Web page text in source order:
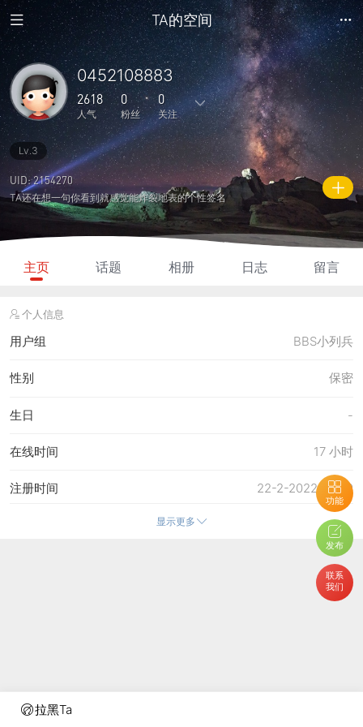
拉黑Ta
TA的空间
功能
发布
联系
我们
0452108883
2618
人气
0
粉丝
0
关注
19
主题
1
回复
0
日志
0
相册
0
好友
0 0
关注
0
说说
2618
人气
395
积分
Lv.3
UID: 2154270
TA还在想一句你看到就感觉能炸裂地表的个性签名
主页 话题 相册 日志 留言
个人信息
用户组 BBS小列兵
保密
性别
-
生日
17 小时
在线时间
22-2-2022 20:49
注册时间
4-5-2026 13:05
4-5-2026 11:19
4-5-2026 11:21
显示更多